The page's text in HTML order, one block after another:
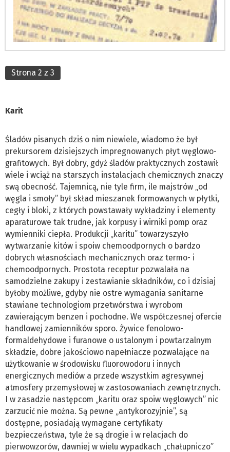
Strona 2 z 3
Karit
Śladów pisanych dziś o nim niewiele, wiadomo że był
prekursorem dzisiejszych impregnowanych płyt węglowo-
grafitowych. Był dobry, gdyż śladów praktycznych zostawił
wiele i wciąż na starszych instalacjach chemicznych znaczy
swą obecność. Tajemnicą, nie tyle firm, ile majstrów „od
węgla i smoły” był skład mieszanek formowanych w płytki,
cegły i bloki, z których powstawały wykładziny i elementy
aparaturowe tak trudne, jak korpusy i wirniki pomp oraz
wymienniki ciepła. Produkcji „karitu” towarzyszyło
wytwarzanie kitów i spoiw chemoodpornych o bardzo
dobrych własnościach mechanicznych oraz termo- i
chemoodpornych. Prostota receptur pozwalała na
samodzielne zakupy i zestawianie składników, co i dzisiaj
byłoby możliwe, gdyby nie ostre wymagania sanitarne
stawiane technologiom przetwórstwa i wyrobom
zawierającym benzen i pochodne. We współczesnej ofercie
handlowej zamienników sporo. Żywice fenolowo-
formaldehydowe i furanowe o ustalonym i powtarzalnym
składzie, dobre jakościowo napełniacze pozwalające na
użytkowanie w środowisku fluorowodoru i innych
energicznych mediów a przede wszystkim agresywnej
atmosfery przemysłowej w zastosowaniach zewnętrznych.
I w zasadzie następcom „karitu oraz spoiw węglowych” nic
zarzucić nie można. Są pewne „antykorozyjnie”, są
dostępne, posiadają wymagane certyfikaty
bezpieczeństwa, tyle że są drogie i w relacjach do
pierwowzorów, dawniej w wielu wypadkach „chałupniczo”